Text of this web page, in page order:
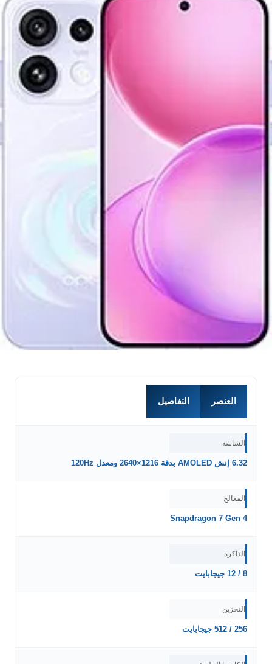
العنصر التفاصيل
الشاشة
6.32 إنش AMOLED بدقة 1216×2640 ومعدل 120Hz
المعالج
Snapdragon 7 Gen 4
الذاكرة
8 / 12 جيجابايت
التخزين
256 / 512 جيجابايت